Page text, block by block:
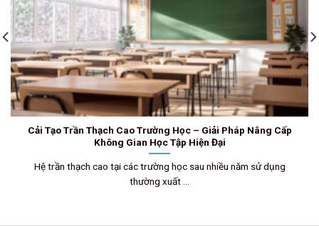
Cải Tạo Trần Thạch Cao Trường Học – Giải Pháp Nâng Cấp
Không Gian Học Tập Hiện Đại
Hệ trần thạch cao tại các trường học sau nhiều năm sử dụng
thường xuất ...